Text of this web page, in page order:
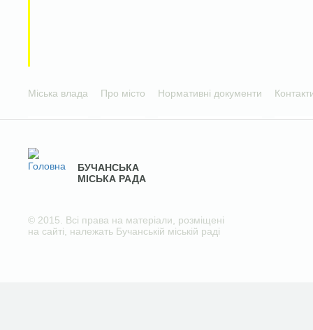
Міська влада Про місто Нормативні документи
БУЧАНСЬКА
МІСЬКА РАДА
© 2015. Всі права на матеріали, розміщені
на сайті, належать Бучанській міській раді